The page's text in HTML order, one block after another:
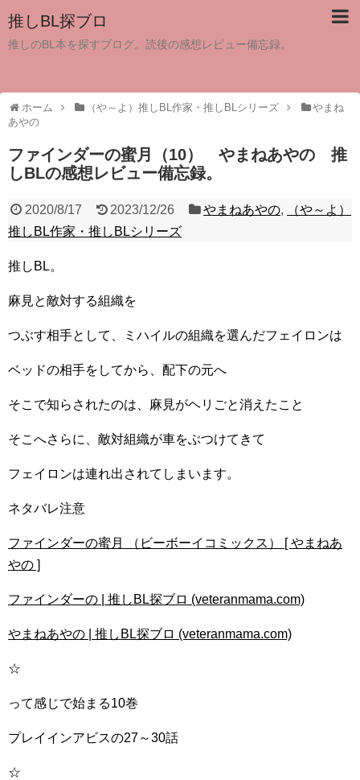
推しBL探ブロ
推しのBL本を探すブログ。読後の感想レビュー備忘録。
ホーム （や～よ）推しBL作家・推しBLシリーズ
やまね
あやの
ファインダーの蜜月（10） やまねあやの 推
しBLの感想レビュー備忘録。
2020/8/17 2023/12/26 やまねあやの,
（や～よ）
推しBL作家・推しBLシリーズ
推しBL。
麻見と敵対する組織を
つぶす相手として、ミハイルの組織を選んだフェイロンは
ベッドの相手をしてから、配下の元へ
そこで知らされたのは、麻見がヘリごと消えたこと
そこへさらに、敵対組織が車をぶつけてきて
フェイロンは連れ出されてしまいます。
ネタバレ注意
ファインダーの蜜月 （ビーボーイコミックス） [ やまねあ
やの ]
ファインダーの | 推しBL探ブロ (veteranmama.com)
やまねあやの | 推しBL探ブロ (veteranmama.com)
☆
って感じで始まる10巻
プレイインアビスの27～30話
☆